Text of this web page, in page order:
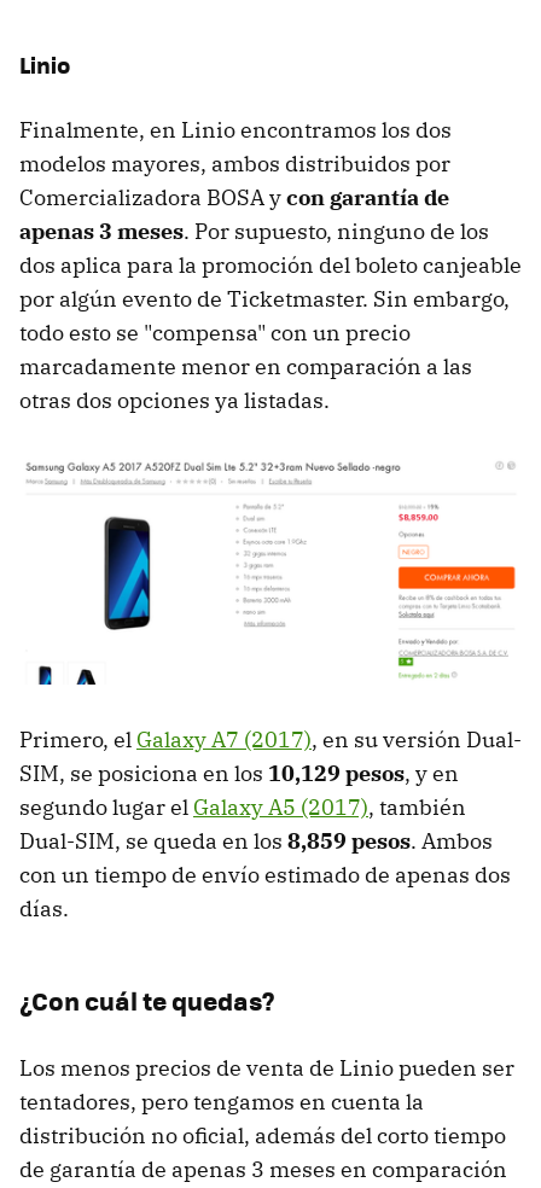
Linio
Finalmente, en Linio encontramos los dos
modelos mayores, ambos distribuidos por
Comercializadora BOSA ycon garantía de
apenas 3 meses. Por supuesto, ninguno de los
dos aplica para la promoción del boleto canjeable
por algún evento de Ticketmaster. Sin embargo,
todo esto se "compensa" con un precio
marcadamente menor en comparación a las
otras dos opciones ya listadas.
Primero, el Galaxy A7 (2017), en su versión Dual-
SIM, se posiciona en los 10,129 pesos, y en
segundo lugar el Galaxy A5 (2017), también
Dual-SIM, se queda en los 8,859 pesos. Ambos
con un tiempo de envío estimado de apenas dos
días.
¿Con cuál te quedas?
Los menos precios de venta de Linio pueden ser
tentadores, pero tengamos en cuenta la
distribución no oficial, además del corto tiempo
de garantía de apenas 3 meses en comparación